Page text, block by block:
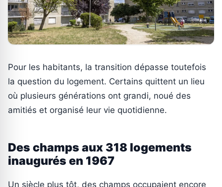
Pour les habitants, la transition dépasse toutefois
la question du logement. Certains quittent un lieu
où plusieurs générations ont grandi, noué des
amitiés et organisé leur vie quotidienne.
Des champs aux 318 logements
inaugurés en 1967
Un siècle plus tôt, des champs occupaient encore